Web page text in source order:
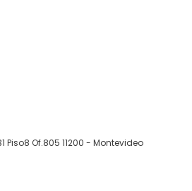
Piso8 Of.805 11200 - Montevideo